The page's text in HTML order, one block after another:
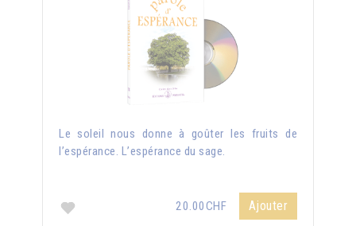
Le soleil nous donne à goûter les fruits de
l’espérance. L’espérance du sage.
20.00CHF Ajouter